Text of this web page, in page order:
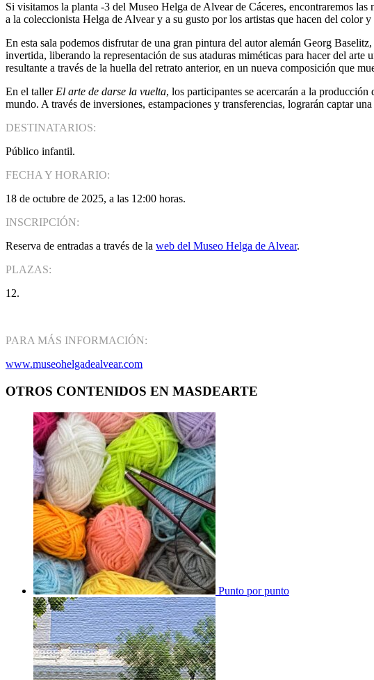
Si visitamos la planta -3 del Museo Helga de Alvear de Cáceres, encontraremos
a la coleccionista Helga de Alvear y a su gusto por los artistas que hacen del color
En esta sala podemos disfrutar de una gran pintura del autor alemán Georg Baselitz,
invertida, liberando la representación de sus ataduras miméticas para hacer del
resultante a través de la huella del retrato anterior, en un nueva composición que
En el taller El arte de darse la vuelta, los participantes se acercarán a la
mundo. A través de inversiones, estampaciones y transferencias, lograrán captar
DESTINATARIOS:
Público infantil.
FECHA Y HORARIO:
18 de octubre de 2025, a las 12:00 horas.
INSCRIPCIÓN:
Reserva de entradas a través de la web del Museo Helga de Alvear.
PLAZAS:
12.
PARA MÁS INFORMACIÓN:
www.museohelgadealvear.com
OTROS CONTENIDOS EN MASDEARTE
Punto por punto